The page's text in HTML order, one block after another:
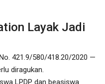
Layak Jadi
421.9/580/418.20/2020 —
diragukan.
LPDP dan beasiswa